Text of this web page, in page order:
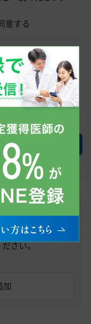
意する
からのメール
す。そのため「ドメ
されている方は受
相談
、転職への不安・
さい。
加